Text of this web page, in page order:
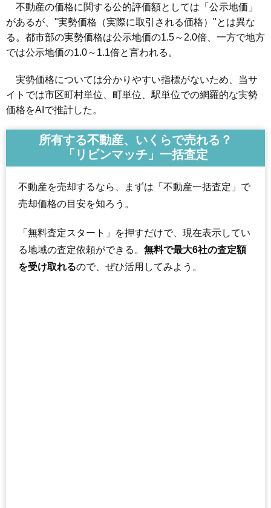
不動産の価格に関する公的評価額としては「公示地価」
があるが、"実勢価格（実際に取引される価格）"とは異な
る。都市部の実勢価格は公示地価の1.5～2.0倍、一方で地方
では公示地価の1.0～1.1倍と言われる。
実勢価格については分かりやすい指標がないため、当サ
イトでは市区町村単位、町単位、駅単位での網羅的な実勢
価格をAIで推計した。
所有する不動産、いくらで売れる？
「リビンマッチ」一括査定
不動産を売却するなら、まずは「不動産一括査定」で
売却価格の目安を知ろう。
「無料査定スタート」を押すだけで、現在表示してい
る地域の査定依頼ができる。 無料で最大6社の査定額
を受け取れるので、ぜひ活用してみよう。